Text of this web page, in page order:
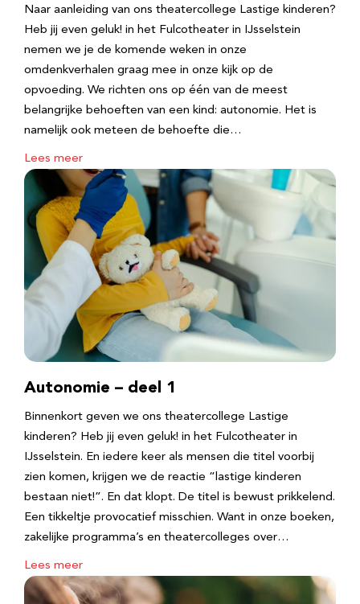
Naar aanleiding van ons theatercollege Lastige kinderen?
Heb jij even geluk! in het Fulcotheater in IJsselstein
nemen we je de komende weken in onze
omdenkverhalen graag mee in onze kijk op de
opvoeding. We richten ons op één van de meest
belangrijke behoeften van een kind: autonomie. Het is
namelijk ook meteen de behoefte die…
Lees meer
Autonomie – deel 1
Binnenkort geven we ons theatercollege Lastige
kinderen? Heb jij even geluk! in het Fulcotheater in
IJsselstein. En iedere keer als mensen die titel voorbij
zien komen, krijgen we de reactie “lastige kinderen
bestaan niet!”. En dat klopt. De titel is bewust prikkelend.
Een tikkeltje provocatief misschien. Want in onze boeken,
zakelijke programma’s en theatercolleges over…
Lees meer